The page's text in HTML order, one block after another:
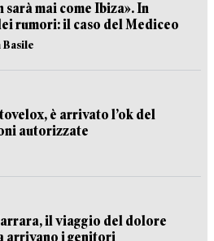
mai come Ibiza». In
rumori: il caso del Mediceo
è arrivato l’ok del
autorizzate
il viaggio del dolore
arrivano i genitori